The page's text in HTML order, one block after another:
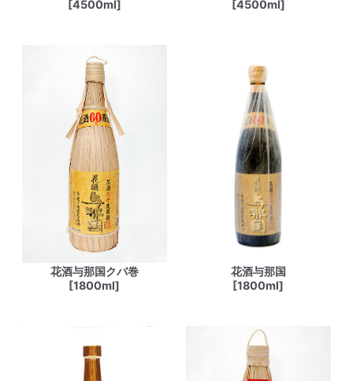
[4500ml] [4500ml]
花酒与那国クバ巻
[1800ml]
花酒与那国
[1800ml]